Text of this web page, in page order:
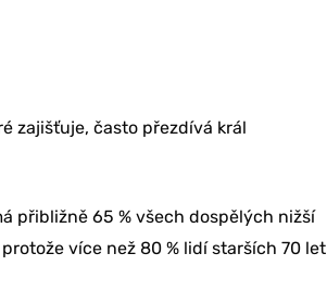
zajišťuje, často přezdívá král
přibližně 65 % všech dospělých nižší
více než 80 % lidí starších 70 let